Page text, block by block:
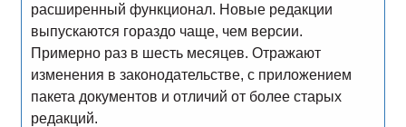
расширенный функционал. Новые редакции
выпускаются гораздо чаще, чем версии.
Примерно раз в шесть месяцев. Отражают
изменения в законодательстве, с приложением
пакета документов и отличий от более старых
редакций.